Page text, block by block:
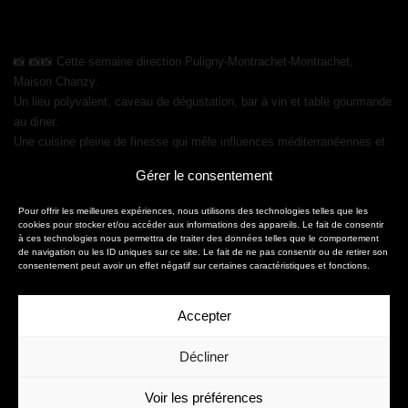
Gérer le consentement
Pour offrir les meilleures expériences, nous utilisons des technologies telles que les
cookies pour stocker et/ou accéder aux informations des appareils. Le fait de consentir
à ces technologies nous permettra de traiter des données telles que le comportement
de navigation ou les ID uniques sur ce site. Le fait de ne pas consentir ou de retirer son
consentement peut avoir un effet négatif sur certaines caractéristiques et fonctions.
Accepter
Décliner
Voir les préférences
📸 📸📸 Cette semaine direction Puligny-Montrachet-Montrachet,
Maison Chanzy.
Un lieu polyvalent, caveau de dégustation, bar à vin et table gourmande
au diner.
Une cuisine pleine de finesse qui mêle influences méditerranéennes et
06 58 43 34 66